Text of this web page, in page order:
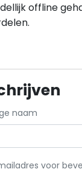
offline
naam
voor